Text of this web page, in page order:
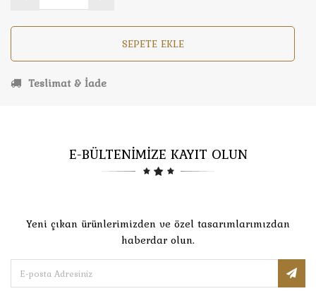
SEPETE EKLE
Teslimat & İade
E-BÜLTENİMİZE KAYIT OLUN
Yeni çıkan ürünlerimizden ve özel tasarımlarımızdan
haberdar olun.